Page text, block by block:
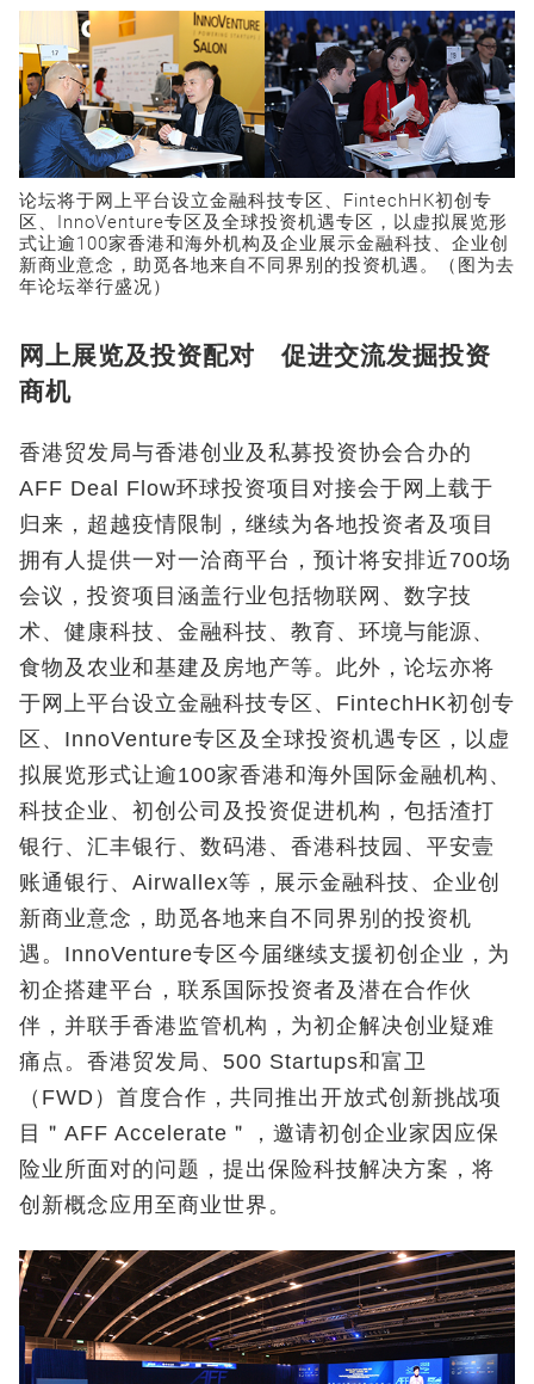
论坛将于网上平台设立金融科技专区、FintechHK初创专
区、InnoVenture专区及全球投资机遇专区，以虚拟展览形
式让逾100家香港和海外机构及企业展示金融科技、企业创
新商业意念，助觅各地来自不同界别的投资机遇。（图为去
年论坛举行盛况）
网上展览及投资配对 促进交流发掘投资
商机
香港贸发局与香港创业及私募投资协会合办的
AFF Deal Flow环球投资项目对接会于网上载于
归来，超越疫情限制，继续为各地投资者及项目
拥有人提供一对一洽商平台，预计将安排近700场
会议，投资项目涵盖行业包括物联网、数字技
术、健康科技、金融科技、教育、环境与能源、
食物及农业和基建及房地产等。此外，论坛亦将
于网上平台设立金融科技专区、FintechHK初创专
区、InnoVenture专区及全球投资机遇专区，以虚
拟展览形式让逾100家香港和海外国际金融机构、
科技企业、初创公司及投资促进机构，包括渣打
银行、汇丰银行、数码港、香港科技园、平安壹
账通银行、Airwallex等，展示金融科技、企业创
新商业意念，助觅各地来自不同界别的投资机
遇。InnoVenture专区今届继续支援初创企业，为
初企搭建平台，联系国际投资者及潜在合作伙
伴，并联手香港监管机构，为初企解决创业疑难
痛点。香港贸发局、500 Startups和富卫
（FWD）首度合作，共同推出开放式创新挑战项
目＂AFF Accelerate＂，邀请初创企业家因应保
险业所面对的问题，提出保险科技解决方案，将
创新概念应用至商业世界。